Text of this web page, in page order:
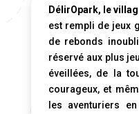
DélirOpark, le
est rempli de jeux
de rebonds
réservé aux plus
éveillées, de la
courageux, et
les aventuriers